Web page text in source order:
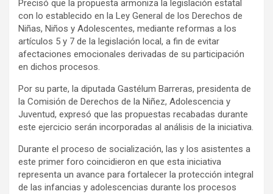
Precisó que la propuesta armoniza la legislación estatal
con lo establecido en la Ley General de los Derechos de
Niñas, Niños y Adolescentes, mediante reformas a los
artículos 5 y 7 de la legislación local, a fin de evitar
afectaciones emocionales derivadas de su participación
en dichos procesos.
Por su parte, la diputada Gastélum Barreras, presidenta de
la Comisión de Derechos de la Niñez, Adolescencia y
Juventud, expresó que las propuestas recabadas durante
este ejercicio serán incorporadas al análisis de la iniciativa.
Durante el proceso de socialización, las y los asistentes a
este primer foro coincidieron en que esta iniciativa
representa un avance para fortalecer la protección integral
de las infancias y adolescencias durante los procesos